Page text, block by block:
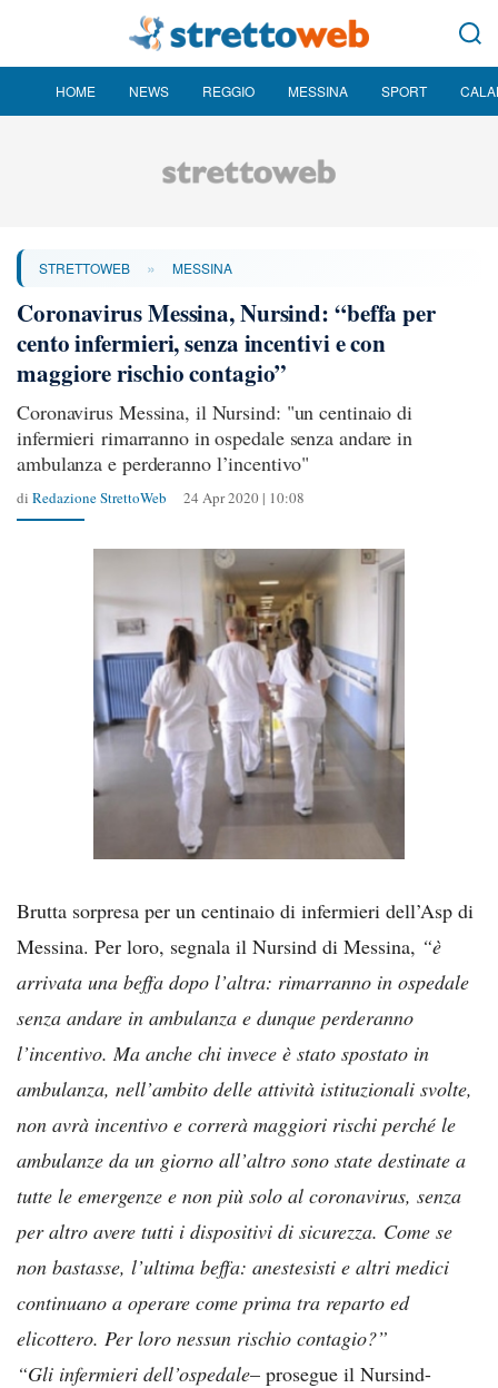
HOME NEWS REGGIO MESSINA SPORT
STRETTOWEB » MESSINA
Coronavirus Messina, Nursind: “beffa per
cento infermieri, senza incentivi e con
maggiore rischio contagio”
Coronavirus Messina, il Nursind: "un centinaio di
infermieri rimarranno in ospedale senza andare in
ambulanza e perderanno l’incentivo"
di Redazione StrettoWeb 24 Apr 2020 | 10:08
Brutta sorpresa per un centinaio di infermieri dell’Asp di
Messina. Per loro, segnala il Nursind di Messina, “è
arrivata una beffa dopo l’altra: rimarranno in ospedale
senza andare in ambulanza e dunque perderanno
l’incentivo. Ma anche chi invece è stato spostato in
ambulanza, nell’ambito delle attività istituzionali svolte,
non avrà incentivo e correrà maggiori rischi perché le
ambulanze da un giorno all’altro sono state destinate a
tutte le emergenze e non più solo al coronavirus, senza
per altro avere tutti i dispositivi di sicurezza. Come se
non bastasse, l’ultima beffa: anestesisti e altri medici
continuano a operare come prima tra reparto ed
elicottero. Per loro nessun rischio contagio?”
“Gli infermieri dell’ospedale– prosegue il Nursind-